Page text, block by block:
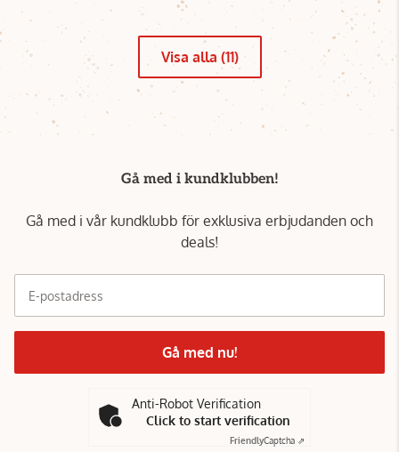
Visa alla (11)
Gå med i kundklubben!
Gå med i vår kundklubb för exklusiva erbjudanden och
deals!
E-postadress
Gå med nu!
Anti-Robot Verification
Click to start verification
FriendlyCaptcha ⇗